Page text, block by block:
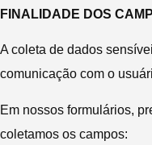
FINALIDADE DOS
A coleta de dados
comunicação com o
Em nossos formulários,
coletamos os campos: